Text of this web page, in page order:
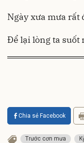
Ngày xưa mưa rất
Để lại lòng ta suốt
Chia sẻ Facebook
Trước cơn mưa